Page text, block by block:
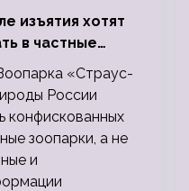
изъятия хотят
в частные
«Страус-
России
конфискованных
зоопарки, а не
и